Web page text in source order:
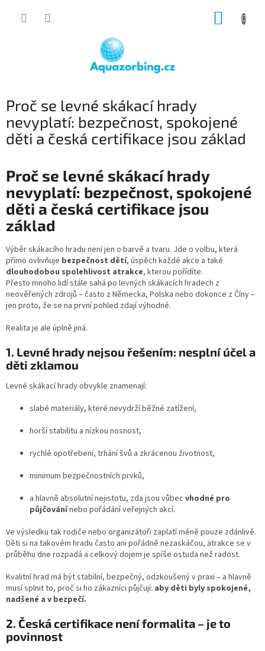
Proč se levné skákací hrady
nevyplatí: bezpečnost, spokojené
děti a česká certifikace jsou základ
Proč se levné skákací hrady
nevyplatí: bezpečnost, spokojené
děti a česká certifikace jsou
základ
Výběr skákacího hradu není jen o barvě a tvaru. Jde o volbu, která
přímo ovlivňuje bezpečnost dětí, úspěch každé akce a také
dlouhodobou spolehlivost atrakce, kterou pořídíte.
Přesto mnoho lidí stále sahá po levných skákacích hradech z
neověřených zdrojů – často z Německa, Polska nebo dokonce z Číny –
jen proto, že se na první pohled zdají výhodné.
Realita je ale úplně jiná.
1. Levné hrady nejsou řešením: nesplní účel a
děti zklamou
Levné skákací hrady obvykle znamenají:
slabé materiály, které nevydrží běžné zatížení,
horší stabilitu a nízkou nosnost,
rychlé opotřebení, trhání švů a zkrácenou životnost,
minimum bezpečnostních prvků,
a hlavně absolutní nejistotu, zda jsou vůbec vhodné pro
půjčovánínebo pořádání veřejných akcí.
Ve výsledku tak rodiče nebo organizátoři zaplatí méně pouze zdánlivě.
Děti si na takovém hradu často ani pořádně nezaskáčou, atrakce se v
průběhu dne rozpadá a celkový dojem je spíše ostuda než radost.
Kvalitní hrad má být stabilní, bezpečný, odzkoušený v praxi – a hlavně
musí splnit to, proč si ho zákazníci půjčují: aby děti byly spokojené,
nadšené a v bezpečí.
2. Česká certifikace není formalita – je to
povinnost